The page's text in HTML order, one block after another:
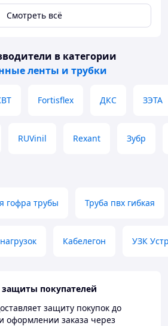
Смотреть всё
в категории
ленты и трубки
Fortisflex ДКС ЗЭТА
RUVinil Rexant Зубр
гофра трубы Труба пвх гибкая
Кабелегон УЗК
покупателей
защиту покупок до
оформлении заказа через